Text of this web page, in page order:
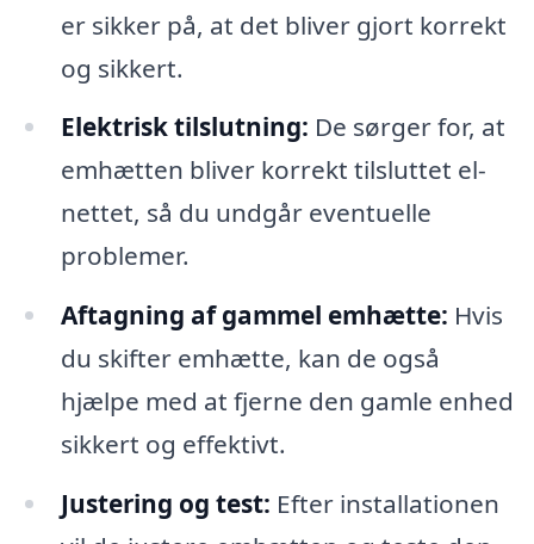
er sikker på, at det bliver gjort korrekt
og sikkert.
Elektrisk tilslutning: De sørger for, at
emhætten bliver korrekt tilsluttet el-
nettet, så du undgår eventuelle
problemer.
Aftagning af gammel emhætte: Hvis
du skifter emhætte, kan de også
hjælpe med at fjerne den gamle enhed
sikkert og effektivt.
Justering og test: Efter installationen